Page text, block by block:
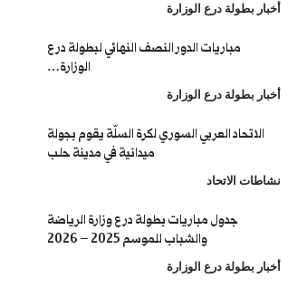
أخبار بطولة درع الوزارة
مباريات الدور النصف النهائي لبطولة درع
الوزارة…
أخبار بطولة درع الوزارة
الاتحاد العربي السوري لكرة السلّة يقوم بجولة
ميدانية في مدينة حلب
نشاطات الاتحاد
جدول مباريات بطولة درع وزارة الرياضة
والشباب للموسم 2025 – 2026
أخبار بطولة درع الوزارة